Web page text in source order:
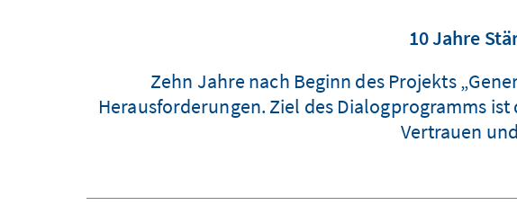
10 Jahre
Zehn Jahre nach Beginn des Projekts
Herausforderungen. Ziel des Dialogprogramms
Vertrauen